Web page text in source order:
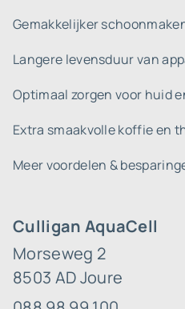
Culligan AquaCell
Morseweg 2
8503 AD Joure
Gemakkelijker
Langere levensduur van
Optimaal zorgen voor huid
Extra smaakvolle koffie en
Meer voordelen &